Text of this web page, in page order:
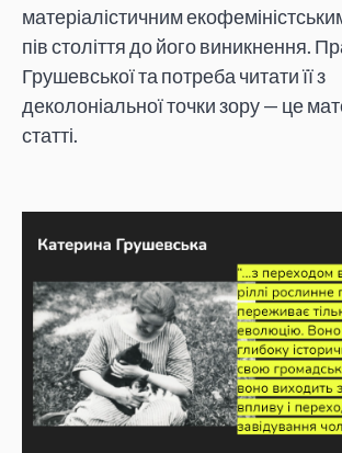
матеріалістичним
пів століття до його виникнення.
Грушевської та потреба читати її з
деколоніальної точки зору — це
статті.